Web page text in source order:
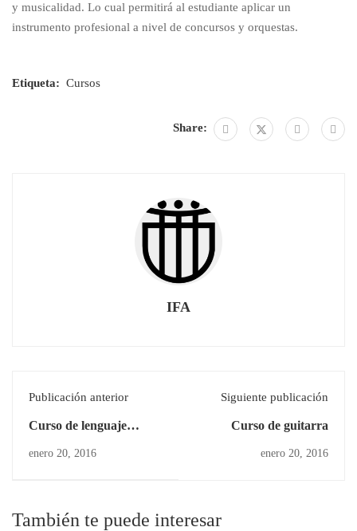
y musicalidad. Lo cual permitirá al estudiante aplicar un
instrumento profesional a nivel de concursos y orquestas.
Etiqueta: Cursos
Share:
IFA
Publicación anterior
Curso de lenguaje
enero 20, 2016
Siguiente publicación
Curso de guitarra
enero 20, 2016
También te puede interesar